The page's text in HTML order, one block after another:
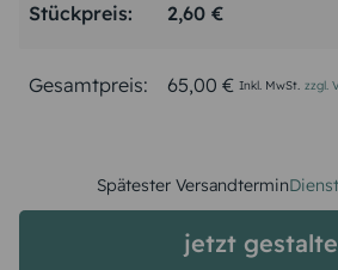
Stückpreis: 2,60 €
Gesamtpreis: 65,00 € Inkl. MwSt. zzgl.
Spätester Versandtermin
jetzt